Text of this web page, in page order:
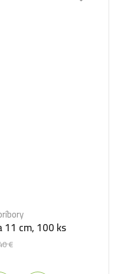
11 cm, 100 ks
€